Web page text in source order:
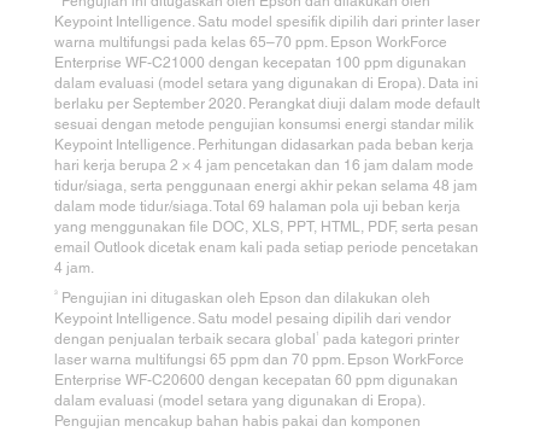
Keypoint Intelligence. Satu model spesifik dipilih dari printer laser
warna multifungsi pada kelas 65–70 ppm. Epson WorkForce
Enterprise WF-C21000 dengan kecepatan 100 ppm digunakan
dalam evaluasi (model setara yang digunakan di Eropa). Data ini
berlaku per September 2020. Perangkat diuji dalam mode default
sesuai dengan metode pengujian konsumsi energi standar milik
Keypoint Intelligence. Perhitungan didasarkan pada beban kerja
hari kerja berupa 2 × 4 jam pencetakan dan 16 jam dalam mode
tidur/siaga, serta penggunaan energi akhir pekan selama 48 jam
dalam mode tidur/siaga. Total 69 halaman pola uji beban kerja
yang menggunakan file DOC, XLS, PPT, HTML, PDF, serta pesan
email Outlook dicetak enam kali pada setiap periode pencetakan
4 jam.
3Pengujian ini ditugaskan oleh Epson dan dilakukan oleh
Keypoint Intelligence. Satu model pesaing dipilih dari vendor
dengan penjualan terbaik secara global
1
pada kategori printer
laser warna multifungsi 65 ppm dan 70 ppm. Epson WorkForce
Enterprise WF-C20600 dengan kecepatan 60 ppm digunakan
dalam evaluasi (model setara yang digunakan di Eropa).
Pengujian mencakup bahan habis pakai dan komponen